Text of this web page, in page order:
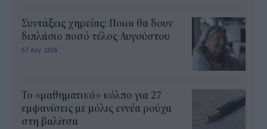
Συντάξεις χηρείας: Ποιοι θα δουν
διπλάσιο ποσό τέλος Αυγούστου
07 Αυγ 2026
Το «μαθηματικό» κόλπο για 27
εμφανίσεις με μόλις εννέα ρούχα
στη βαλίτσα